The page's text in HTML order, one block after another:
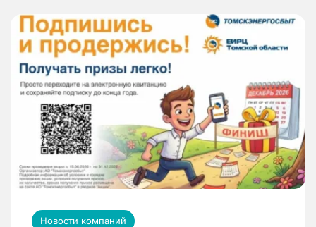
Новости компаний